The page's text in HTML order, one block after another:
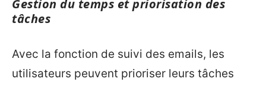
Gestion du temps et priorisation des
tâches
Avec la fonction de suivi des emails, les
utilisateurs peuvent prioriser leurs tâches